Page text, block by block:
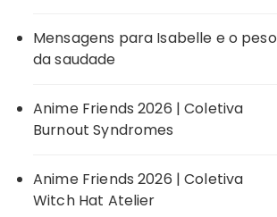
Mensagens para Isabelle e o peso
da saudade
Anime Friends 2026 | Coletiva
Burnout Syndromes
Anime Friends 2026 | Coletiva
Witch Hat Atelier